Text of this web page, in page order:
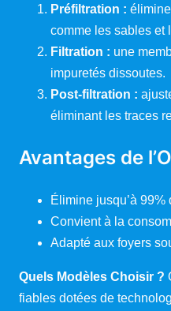
Préfiltration :
comme les sables et
Filtration : une
impuretés dissoutes.
Post-filtration :
éliminant les traces
Avantages de
Élimine jusqu’à 99%
Convient à la
Adapté aux foyers
Quels Modèles Choisir ?
fiables dotées de